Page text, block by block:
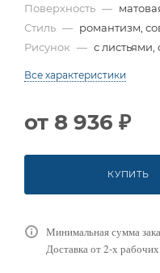
Поверхность —
Стиль — романтизм,
Рисунок — с листьями,
Все характеристики
от 8 936 ₽
КУПИТЬ
Минимальная сумма
Доставка от 2-х